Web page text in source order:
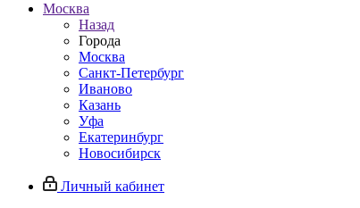
Москва
Назад
Города
Москва
Санкт-Петербург
Иваново
Казань
Уфа
Екатеринбург
Новосибирск
Личный кабинет